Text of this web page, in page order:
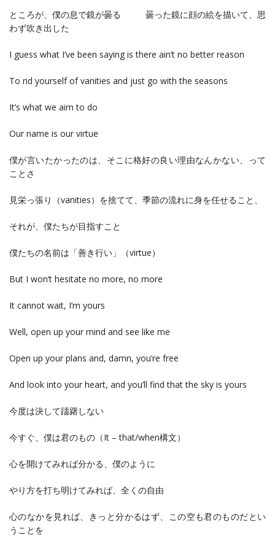
ところが、僕の息で鏡が曇る 曇った鏡に顔の絵を描いて、思
わず吹き出した
I guess what I’ve been saying is there ain’t no better reason
To rid yourself of vanities and just go with the seasons
It’s what we aim to do
Our name is our virtue
僕が言いたかったのは、そこに格好の良い理由なんかない、って
ことさ
見栄っ張り（vanities）を捨てて、季節の流れに身を任せること、
それが、僕たちが目指すこと
僕たちの名前は「善き行い」（virtue）
But I won’t hesitate no more, no more
It cannot wait, I’m yours
Well, open up your mind and see like me
Open up your plans and, damn, you’re free
And look into your heart, and you’ll find that the sky is yours
今度は決して躊躇しない
今すぐ、僕は君のもの（It – that/when構文）
心を開けてみれば分かる、僕のように
やり方を打ち明けてみれば、全くの自由
心のなかを見れば、きっと分かるはず、この空も君のものだとい
うことを